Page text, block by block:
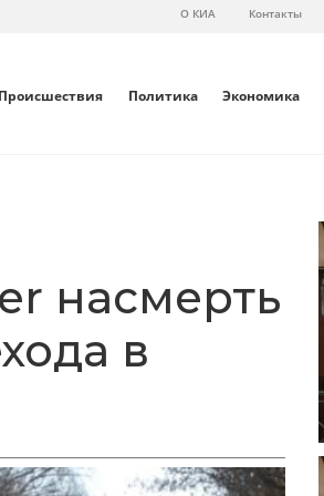
О КИА Контакты
Происшествия Политика Экономика
насмерть
в